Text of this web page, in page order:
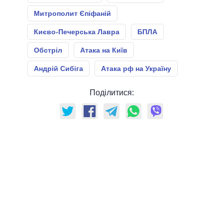
Митрополит Єпіфаній
Києво-Печерська Лавра БПЛА
Обстріл Атака на Київ
Андрій Сибіга Атака рф на Україну
Поділитися: